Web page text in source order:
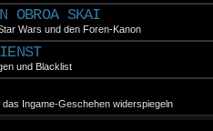
OBROA SKAI
Wars und den Foren-Kanon
und Blacklist
Ingame-Geschehen widerspiegeln